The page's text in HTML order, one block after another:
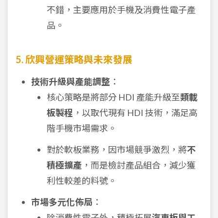
不錯，主要應用於手機及消費性電子產
品。
5. 欣興營運策略與未來發展
技術升級與產能調整 ：
核心策略是將部分 HDI 產能升級至類載
板製程 ，以取代現有 HDI 技術，滿足高
階手機市場需求。
對於軟板業務，因市場競爭激烈，將不
積極擴產 ，而是檢討產品組合，減少獲
利性較差的料號。
市場多元化佈局 ：